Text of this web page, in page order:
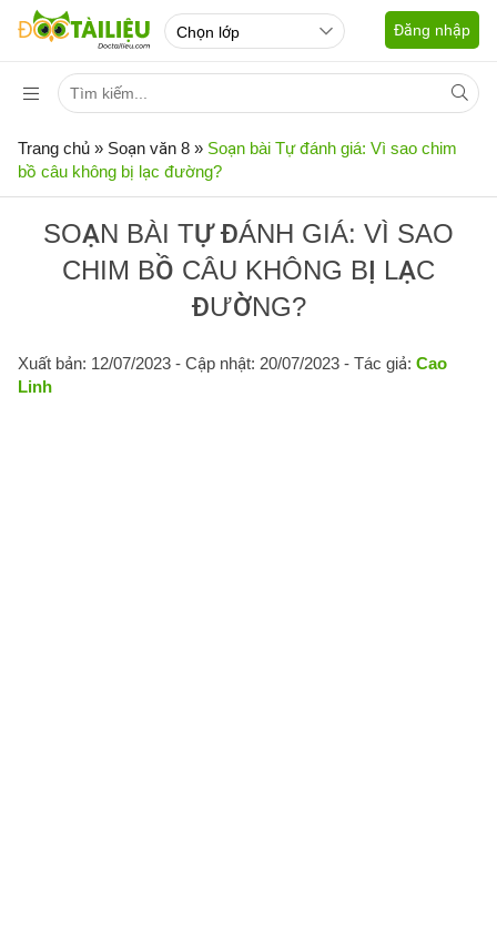
Đăng nhập
Trang chủ » Soạn văn 8 » Soạn bài Tự đánh giá: Vì sao chim
bồ câu không bị lạc đường?
SOẠN BÀI TỰ ĐÁNH GIÁ: VÌ SAO
CHIM BỒ CÂU KHÔNG BỊ LẠC
ĐƯỜNG?
Xuất bản: 12/07/2023 - Cập nhật: 20/07/2023 - Tác giả: Cao
Linh